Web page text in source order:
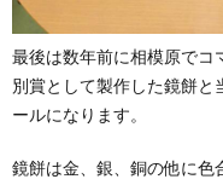
最後は数年前に相模原でコ
別賞として製作した鏡餅と
ールになります。
鏡餅は金、銀、銅の他に色